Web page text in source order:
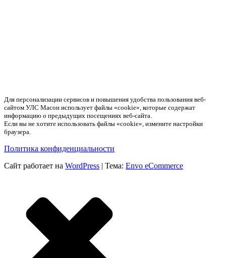
Для персонализации сервисов и повышения удобства пользования веб-
сайтом УЛС Масон использует файлы «cookie», которые содержат
информацию о предыдущих посещениях веб-сайта.
Если вы не хотите использовать файлы «cookie», измените настройки
браузера.
Политика конфиденциальности
Сайт работает на WordPress | Тема: Envo eCommerce